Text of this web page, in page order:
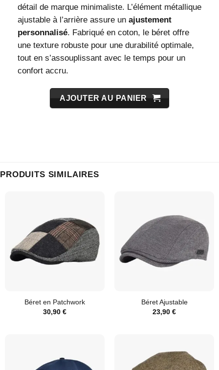
détail de marque minimaliste. L’élément métallique
ajustable à l’arrière assure un ajustement
personnalisé. Fabriqué en coton, le béret offre
une texture robuste pour une durabilité optimale,
tout en s’assouplissant avec le temps pour un
confort accru.
AJOUTER AU PANIER
PRODUITS SIMILAIRES
Béret en Patchwork
30,90 €
Béret Ajustable
23,90 €